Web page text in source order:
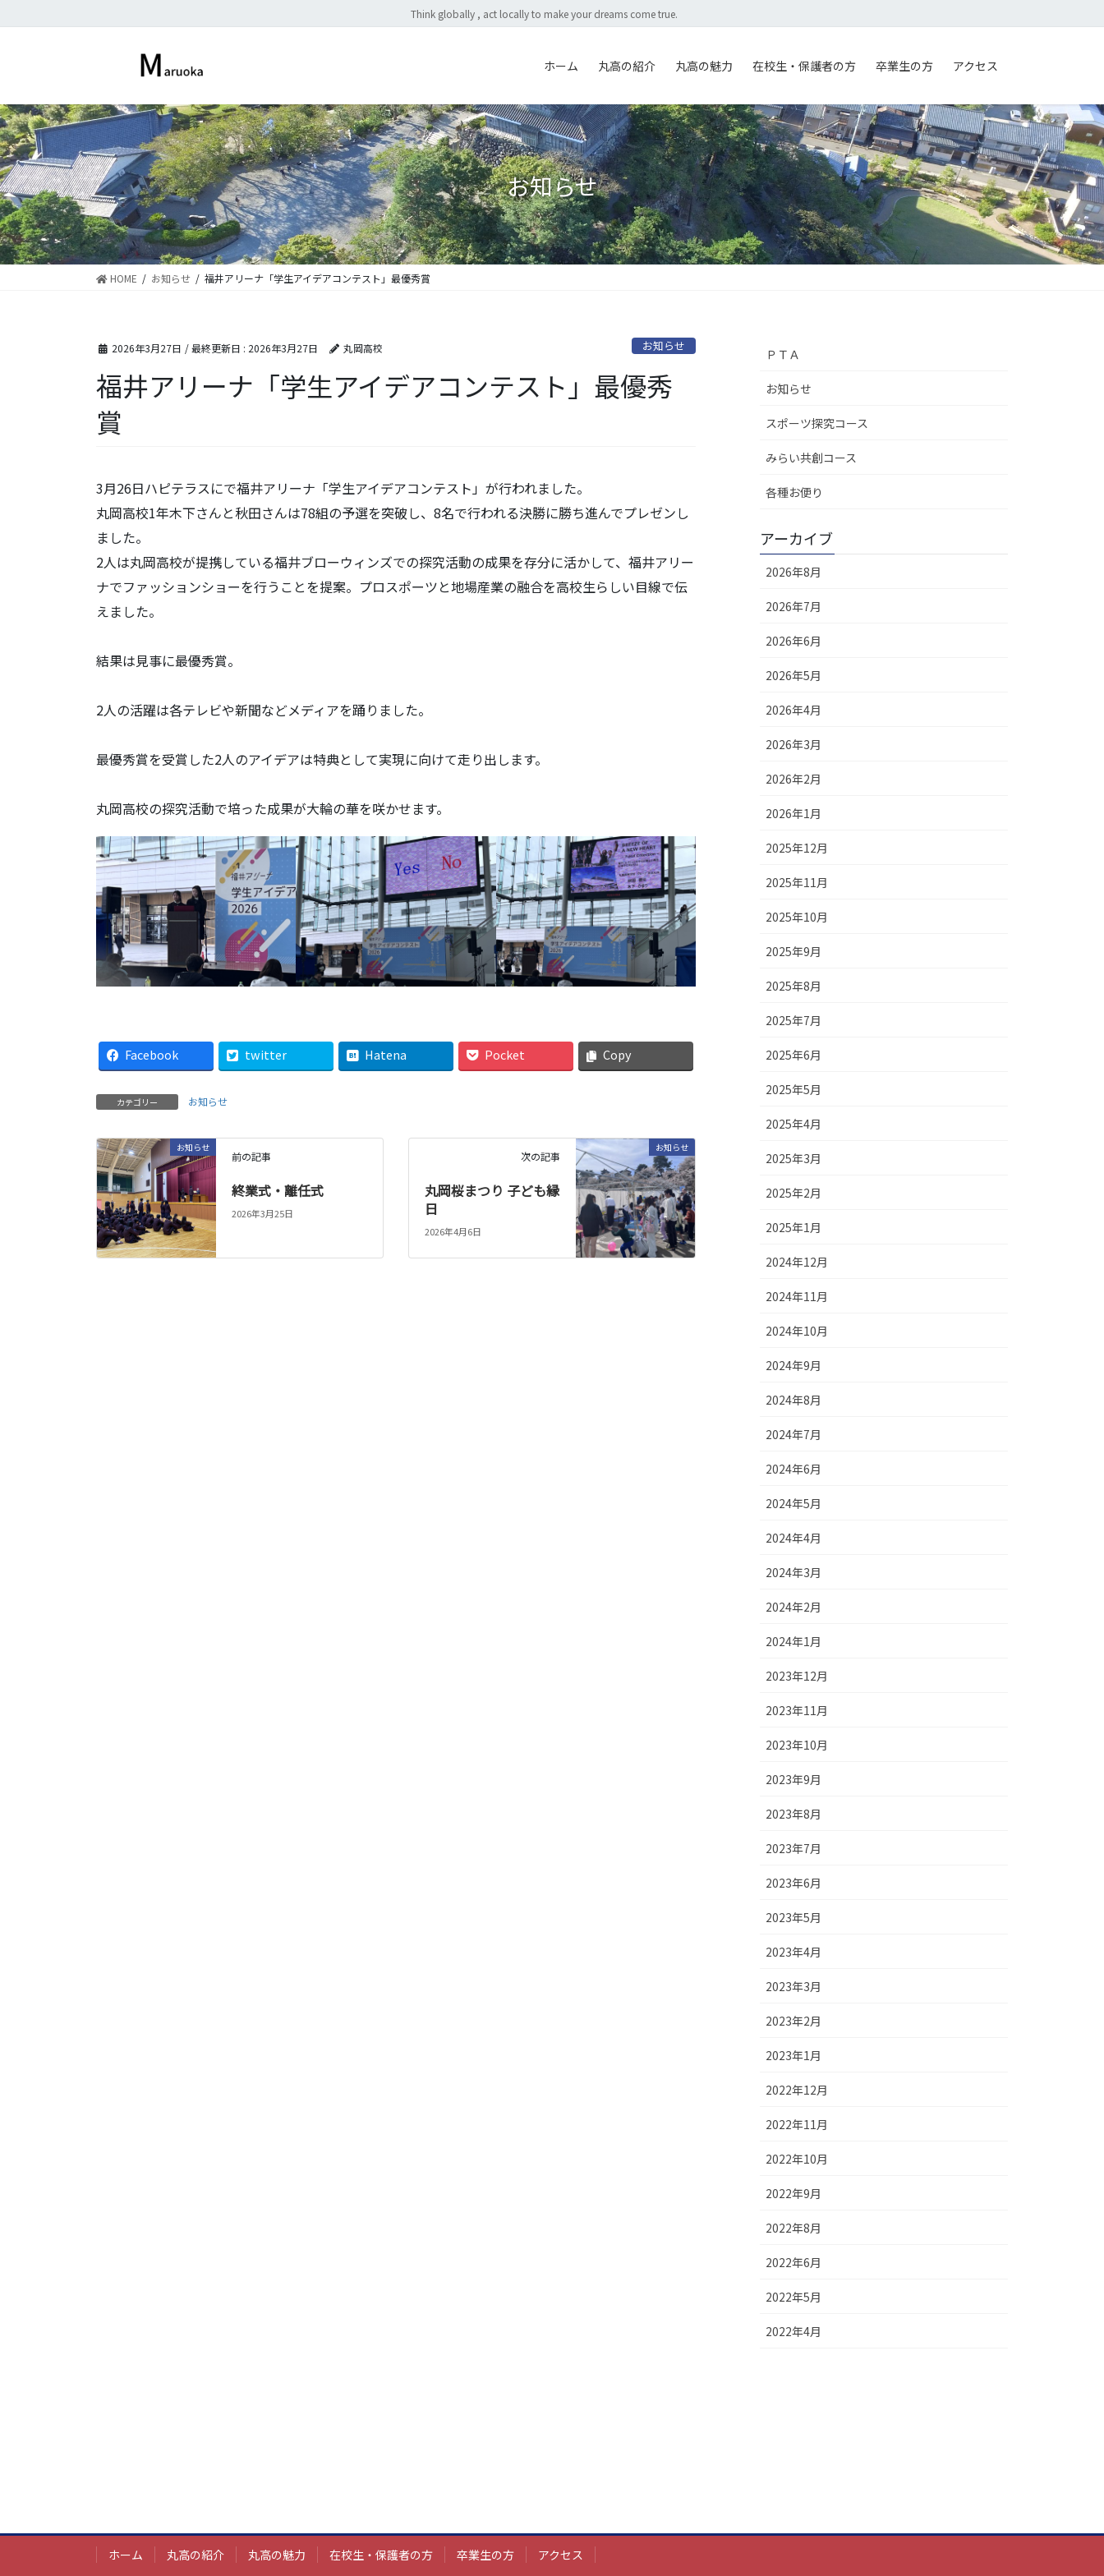
ン
に
移
動
ビ
ョ
ン
に
移
動
Think globally , act locally to make your dreams come true.
ホーム 丸高の紹介 丸高の魅力 在校生・保護者の方 卒業生の方 アクセス
お知らせ
HOME お知らせ 福井アリーナ「学生アイデアコンテスト」最優秀賞
2026年3月27日 / 最終更新日 : 2026年3月27日 丸岡高校 お知らせ
福井アリーナ「学生アイデアコンテスト」最優秀
賞
3月26日ハピテラスにで福井アリーナ「学生アイデアコンテスト」が行われました。
丸岡高校1年木下さんと秋田さんは78組の予選を突破し、8名で行われる決勝に勝ち進んでプレゼンし
ました。
2人は丸岡高校が提携している福井ブローウィンズでの探究活動の成果を存分に活かして、福井アリー
ナでファッションショーを行うことを提案。プロスポーツと地場産業の融合を高校生らしい目線で伝
えました。
結果は見事に最優秀賞。
2人の活躍は各テレビや新聞などメディアを踊りました。
最優秀賞を受賞した2人のアイデアは特典として実現に向けて走り出します。
丸岡高校の探究活動で培った成果が大輪の華を咲かせます。
Facebook twitter Hatena Pocket Copy
カテゴリー お知らせ
お知らせ
前の記事
終業式・離任式
2026年3月25日
お知らせ
次の記事
丸岡桜まつり 子ども縁
日
2026年4月6日
ＰＴＡ
お知らせ
スポーツ探究コース
みらい共創コース
各種お便り
アーカイブ
2026年8月
2026年7月
2026年6月
2026年5月
2026年4月
2026年3月
2026年2月
2026年1月
2025年12月
2025年11月
2025年10月
2025年9月
2025年8月
2025年7月
2025年6月
2025年5月
2025年4月
2025年3月
2025年2月
2025年1月
2024年12月
2024年11月
2024年10月
2024年9月
2024年8月
2024年7月
2024年6月
2024年5月
2024年4月
2024年3月
2024年2月
2024年1月
2023年12月
2023年11月
2023年10月
2023年9月
2023年8月
2023年7月
2023年6月
2023年5月
2023年4月
2023年3月
2023年2月
2023年1月
2022年12月
2022年11月
2022年10月
2022年9月
2022年8月
2022年6月
2022年5月
2022年4月
ホーム 丸高の紹介 丸高の魅力 在校生・保護者の方 卒業生の方 アクセス